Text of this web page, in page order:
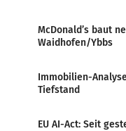
McDonald’s baut
Waidhofen/Ybbs
Immobilien-
Tiefstand
EU AI-Act: Seit